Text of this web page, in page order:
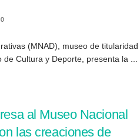
0
(MNAD), museo de titularidad
Cultura y Deporte, presenta la ...
al Museo Nacional
las creaciones de